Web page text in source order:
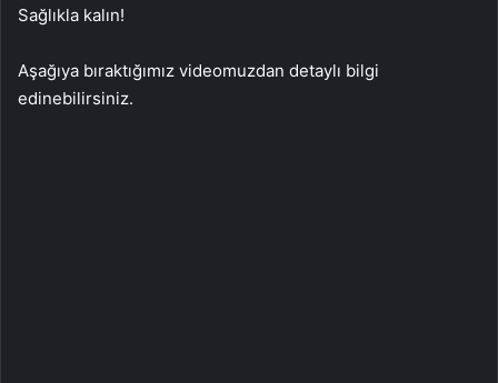
Sağlıkla kalın!
Aşağıya bıraktığımız videomuzdan detaylı bilgi
edinebilirsiniz.